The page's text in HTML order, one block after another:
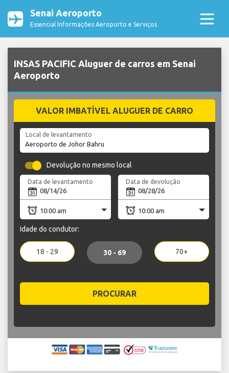
Senai Aeroporto
Essencial Informações Aeroporto e Serviços
INSAS PACIFIC Aluguer de carros em Senai
Aeroporto
VALOR IMBATÍVEL ALUGUER DE CARRO
Local de levantamento
Devolução no mesmo local
Data de levantamento Data de devolução
Idade do condutor:
18 - 29 30 - 69 70+
PROCURAR